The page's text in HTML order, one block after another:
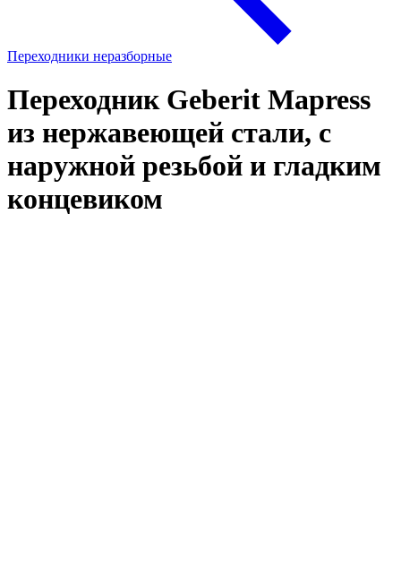
Переходники неразборные
Переходник Geberit Mapress
из нержавеющей стали, с
наружной резьбой и гладким
концевиком